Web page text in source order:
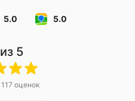
5.0 5.0
из 5
117 оценок